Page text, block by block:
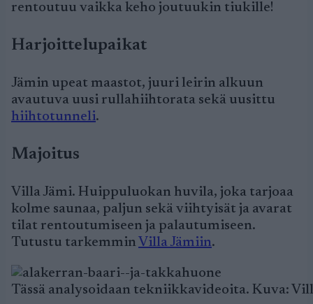
rentoutuu vaikka keho joutuukin tiukille!
Harjoittelupaikat
Jämin upeat maastot, juuri leirin alkuun
avautuva uusi rullahiihtorata sekä uusittu
hiihtotunneli.
Majoitus
Villa Jämi. Huippuluokan huvila, joka tarjoaa
kolme saunaa, paljun sekä viihtyisät ja avarat
tilat rentoutumiseen ja palautumiseen.
Tutustu tarkemmin Villa Jämiin.
Tässä analysoidaan tekniikkavideoita. Kuva: